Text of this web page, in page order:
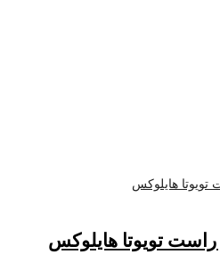
تویوتا هایلوکس